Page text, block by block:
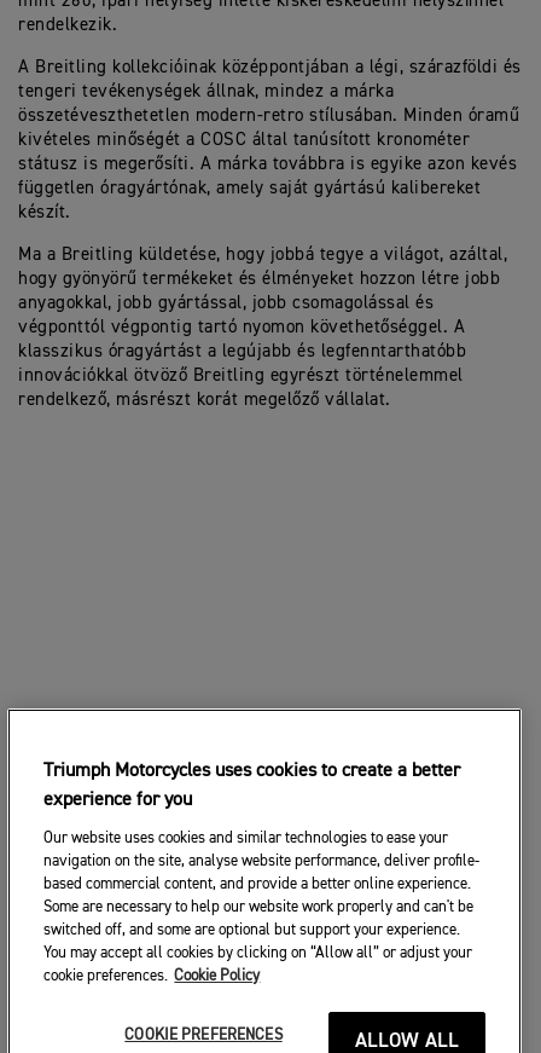
rendelkezik.
A Breitling kollekcióinak középpontjában a légi, szárazföldi és
tengeri tevékenységek állnak, mindez a márka
összetéveszthetetlen modern-retro stílusában. Minden óramű
kivételes minőségét a COSC által tanúsított kronométer
státusz is megerősíti. A márka továbbra is egyike azon kevés
független óragyártónak, amely saját gyártású kalibereket
készít.
Ma a Breitling küldetése, hogy jobbá tegye a világot, azáltal,
hogy gyönyörű termékeket és élményeket hozzon létre jobb
anyagokkal, jobb gyártással, jobb csomagolással és
végponttól végpontig tartó nyomon követhetőséggel. A
klasszikus óragyártást a legújabb és legfenntarthatóbb
innovációkkal ötvöző Breitling egyrészt történelemmel
rendelkező, másrészt korát megelőző vállalat.
Triumph Motorcycles uses cookies to create a better
experience for you
Our website uses cookies and similar technologies to ease your
navigation on the site, analyse website performance, deliver profile-
based commercial content, and provide a better online experience.
Some are necessary to help our website work properly and can't be
switched off, and some are optional but support your experience.
You may accept all cookies by clicking on “Allow all” or adjust your
cookie preferences. Cookie Policy
ALLOW ALL
COOKIE PREFERENCES